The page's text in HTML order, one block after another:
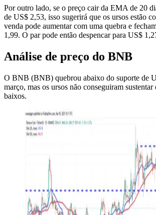
Por outro lado, se o preço cair da EMA de 20
de US$ 2,53, isso sugerirá que os ursos estão
venda pode aumentar com uma quebra e
1,99. O par pode então despencar para US$
Análise de preço do BNB
O BNB (BNB) quebrou abaixo do suporte de
março, mas os ursos não conseguiram
baixos.